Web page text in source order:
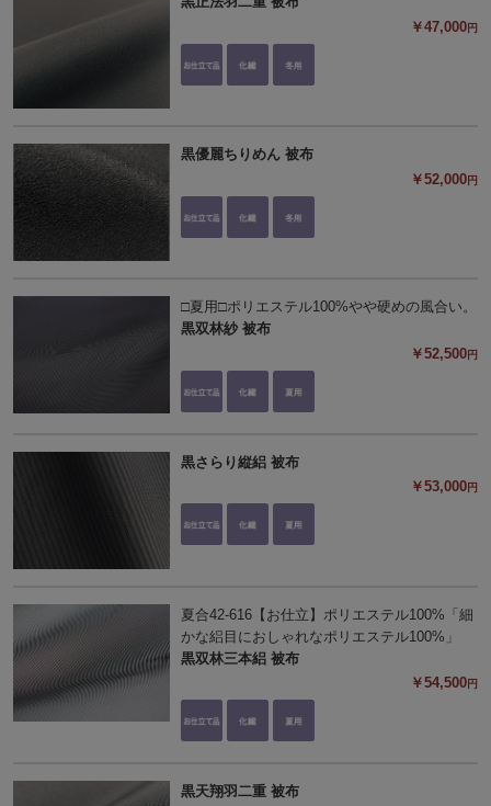
￥47,000円
黒優麗ちりめん 被布
￥52,000円
□夏用□ポリエステル100%やや硬めの風合い。
黒双林紗 被布
￥52,500円
黒さらり縦絽 被布
￥53,000円
夏合42-616【お仕立】ポリエステル100%「細
かな絽目におしゃれなポリエステル100%」
黒双林三本絽 被布
￥54,500円
黒天翔羽二重 被布